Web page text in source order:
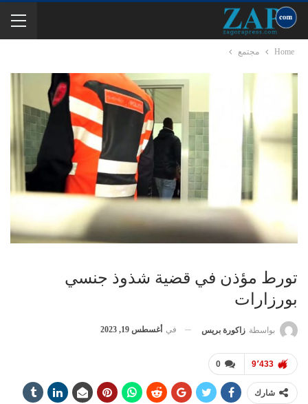
Home مجتمع
تورط مؤذن في قضية شذوذ جنسي
بورزارات
بواسطة زاكورة بريس في أغسطس 19, 2023
0 9٬433
شارك